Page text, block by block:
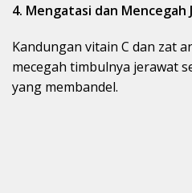
4. Mengatasi dan Mencegah
Kandungan vitain C dan zat
mecegah timbulnya jerawat
yang membandel.